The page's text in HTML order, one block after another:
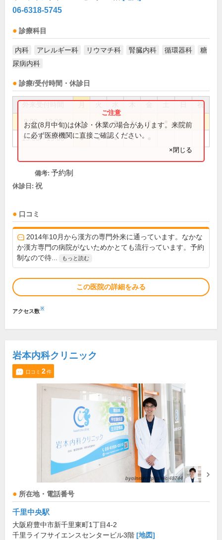
06-6318-5745
診療科目
内科 アレルギー科 リウマチ科 腎臓内科 循環器科
糖
尿病内科
診療/受付時間・休診日
祝
9:00～12:00 ● ● ● ● ● ●
15:00～19:00 ● ● ● ●
お盆(8月中旬)は休診・休業の場合があります。来院前
に必ず医療機関に直接ご確認ください。
×閉じる
備考: 予約制
休診日: 祝
口コミ
2014年10月から漢方の専門外来に通っています。なかな
か漢方専門の病院がないためかとても流行っています。予約
制なので待...
もっと読む
この医院の詳細をみる
アクセス数※
岩本内科クリニック
口コミ 2件
所在地・電話番号
千里中央駅
大阪府豊中市新千里東町1丁目4-2
千里ライフサイエンスセンタービル3階 [地図]